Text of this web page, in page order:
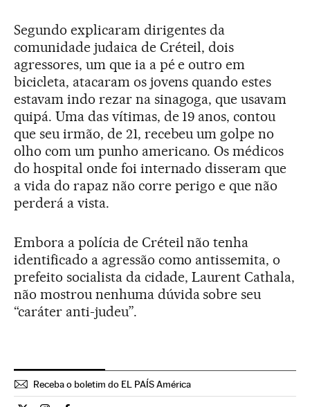
Segundo explicaram dirigentes da
comunidade judaica de Créteil, dois
agressores, um que ia a pé e outro em
bicicleta, atacaram os jovens quando estes
estavam indo rezar na sinagoga, que usavam
quipá. Uma das vítimas, de 19 anos, contou
que seu irmão, de 21, recebeu um golpe no
olho com um punho americano. Os médicos
do hospital onde foi internado disseram que
a vida do rapaz não corre perigo e que não
perderá a vista.
Embora a polícia de Créteil não tenha
identificado a agressão como antissemita, o
prefeito socialista da cidade, Laurent Cathala,
não mostrou nenhuma dúvida sobre seu
“caráter anti-judeu”.
Receba o boletim do EL PAÍS América